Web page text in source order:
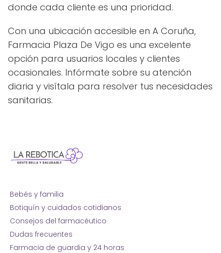
donde cada cliente es una prioridad.
Con una ubicación accesible en A Coruña,
Farmacia Plaza De Vigo es una excelente
opción para usuarios locales y clientes
ocasionales. Infórmate sobre su atención
diaria y visítala para resolver tus necesidades
sanitarias.
Bebés y familia
Botiquín y cuidados cotidianos
Consejos del farmacéutico
Dudas frecuentes
Farmacia de guardia y 24 horas